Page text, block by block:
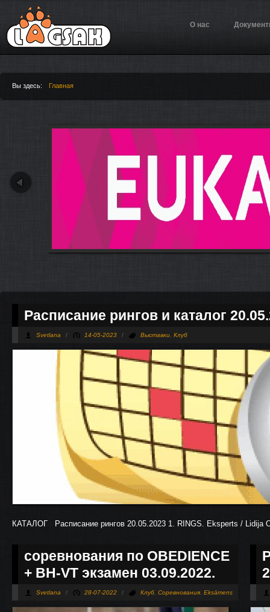
Jump to Navigation
О нас
Вы здесь:
Вы здесь
Главная
Расписание рингов и каталог
Svetlana / 14-05-2023 / Выставки Клуб
КАТАЛОГ Расписание рингов 20.05.2023 1. RINGS. Eksperts / Lidija
соревнования по OBEDIENCE
+ BH-VT экзамен 03.09.2022.
Svetlana / 28-07-2022 / Клуб Соревнования Eksāmens
Страницы